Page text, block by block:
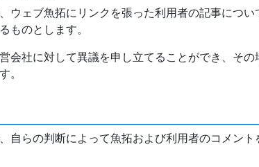
ウェブ魚拓にリンクを張った利用者の記事につ
ものとします。
会社に対して異議を申し立てることができ、そ
。
自らの判断によって魚拓および利用者のコメント